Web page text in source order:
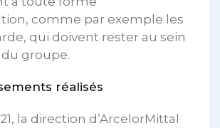
comme par exemple les
qui doivent rester au sein
groupe.
réalisés
la direction d’ArcelorMittal